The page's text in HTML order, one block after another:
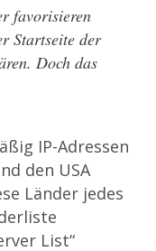
favorisieren
Startseite der
Doch das
IP-Adressen
den USA
Länder jedes
List“